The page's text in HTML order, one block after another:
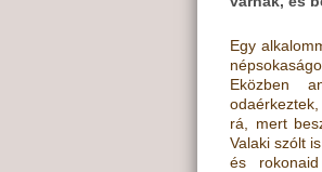
Egy
Eközben
rá, mert
Valaki szólt
és